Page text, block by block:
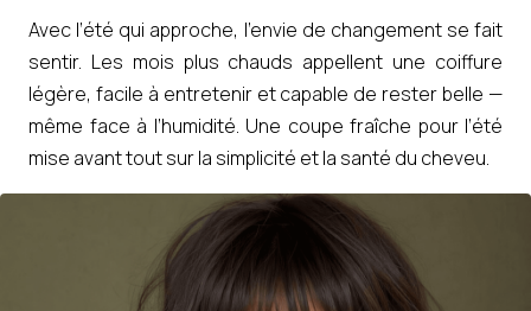
Avec l’été qui approche, l’envie de changement se fait
sentir. Les mois plus chauds appellent une coiffure
légère, facile à entretenir et capable de rester belle —
même face à l’humidité. Une coupe fraîche pour l’été
mise avant tout sur la simplicité et la santé du cheveu.